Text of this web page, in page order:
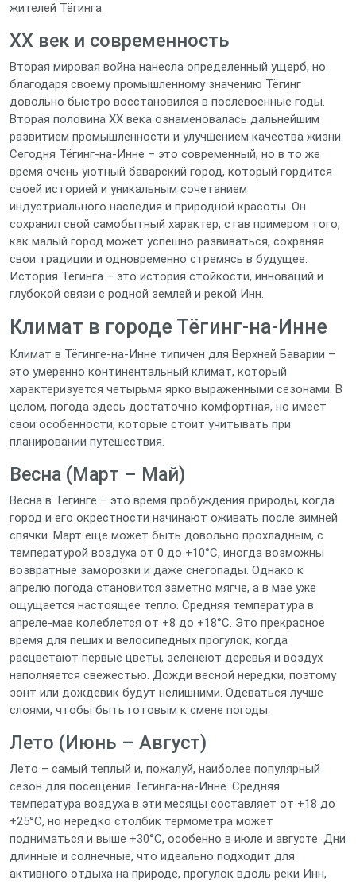
жителей Тёгинга.
XX век и современность
Вторая мировая война нанесла определенный ущерб, но
благодаря своему промышленному значению Тёгинг
довольно быстро восстановился в послевоенные годы.
Вторая половина XX века ознаменовалась дальнейшим
развитием промышленности и улучшением качества жизни.
Сегодня Тёгинг-на-Инне – это современный, но в то же
время очень уютный баварский город, который гордится
своей историей и уникальным сочетанием
индустриального наследия и природной красоты. Он
сохранил свой самобытный характер, став примером того,
как малый город может успешно развиваться, сохраняя
свои традиции и одновременно стремясь в будущее.
История Тёгинга – это история стойкости, инноваций и
глубокой связи с родной землей и рекой Инн.
Климат в городе Тёгинг-на-Инне
Климат в Тёгинге-на-Инне типичен для Верхней Баварии –
это умеренно континентальный климат, который
характеризуется четырьмя ярко выраженными сезонами. В
целом, погода здесь достаточно комфортная, но имеет
свои особенности, которые стоит учитывать при
планировании путешествия.
Весна (Март – Май)
Весна в Тёгинге – это время пробуждения природы, когда
город и его окрестности начинают оживать после зимней
спячки. Март еще может быть довольно прохладным, с
температурой воздуха от 0 до +10°C, иногда возможны
возвратные заморозки и даже снегопады. Однако к
апрелю погода становится заметно мягче, а в мае уже
ощущается настоящее тепло. Средняя температура в
апреле-мае колеблется от +8 до +18°C. Это прекрасное
время для пеших и велосипедных прогулок, когда
расцветают первые цветы, зеленеют деревья и воздух
наполняется свежестью. Дожди весной нередки, поэтому
зонт или дождевик будут нелишними. Одеваться лучше
слоями, чтобы быть готовым к смене погоды.
Лето (Июнь – Август)
Лето – самый теплый и, пожалуй, наиболее популярный
сезон для посещения Тёгинга-на-Инне. Средняя
температура воздуха в эти месяцы составляет от +18 до
+25°C, но нередко столбик термометра может
подниматься и выше +30°C, особенно в июле и августе. Дни
длинные и солнечные, что идеально подходит для
активного отдыха на природе, прогулок вдоль реки Инн,